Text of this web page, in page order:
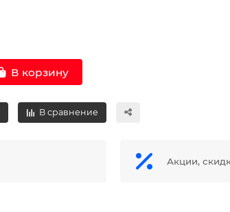
В корзину
В сравнение
Акции,